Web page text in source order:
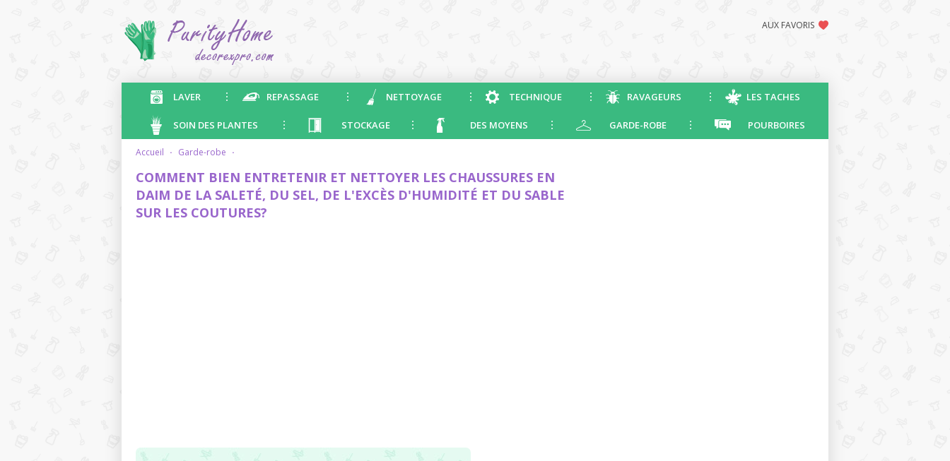
AUX FAVORIS
LAVER REPASSAGE NETTOYAGE TECHNIQUE RAVAGEURS LES TACHES
SOIN DES PLANTES STOCKAGE DES MOYENS GARDE-ROBE POURBOIRES
accueil · garde-robe ·
COMMENT BIEN ENTRETENIR ET NETTOYER LES CHAUSSURES EN
DAIM DE LA SALETÉ, DU SEL, DE L'EXCÈS D'HUMIDITÉ ET DU SABLE
SUR LES COUTURES?